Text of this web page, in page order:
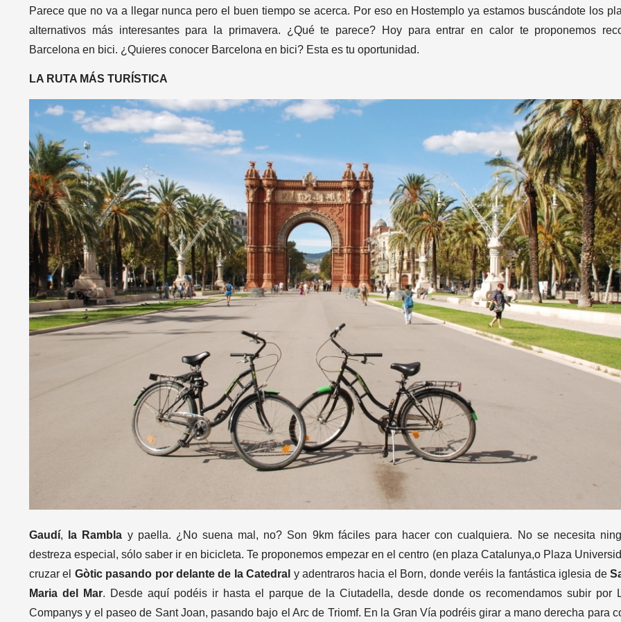
Parece que no va a llegar nunca pero el buen tiempo se acerca. Por eso en Hostemplo ya estamos buscándote los
alternativos más interesantes para la primavera. ¿Qué te parece? Hoy para entrar en calor te proponemos
Barcelona en bici. ¿Quieres conocer Barcelona en bici? Esta es tu oportunidad.
LA RUTA MÁS TURÍSTICA
Gaudí, la Rambla y paella. ¿No suena mal, no? Son 9km fáciles para hacer con cualquiera. No se necesita
destreza especial, sólo saber ir en bicicleta. Te proponemos empezar en el centro (en plaza Catalunya,o Plaza
cruzar el Gòtic pasando por delante de la Catedral y adentraros hacia el Born, donde veréis la fantástica iglesia de
Maria del Mar. Desde aquí podéis ir hasta el parque de la Ciutadella, desde donde os recomendamos subir por
Companys y el paseo de Sant Joan, pasando bajo el Arc de Triomf. En la Gran Vía podréis girar a mano derecha para